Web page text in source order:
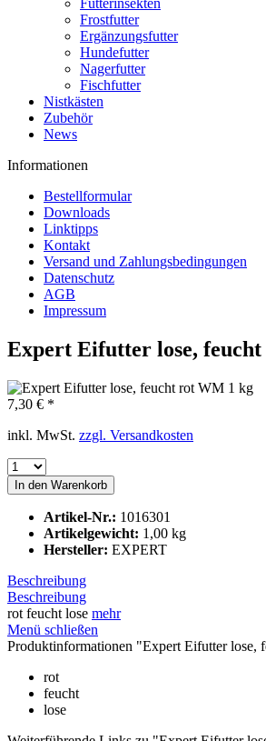
Futterinsekten
Frostfutter
Ergänzungsfutter
Hundefutter
Nagerfutter
Fischfutter
Nistkästen
Zubehör
News
Informationen
Bestellformular
Downloads
Linktipps
Kontakt
Versand und Zahlungsbedingungen
Datenschutz
AGB
Impressum
Expert Eifutter lose,
7,30 € *
inkl. MwSt. zzgl. Versandkosten
In den Warenkorb
Artikel-Nr.: 1016301
Artikelgewicht: 1,00 kg
Hersteller: EXPERT
Beschreibung
Beschreibung
rot feucht lose mehr
Menü schließen
Produktinformationen "Expert Eifutter lose,
rot
feucht
lose